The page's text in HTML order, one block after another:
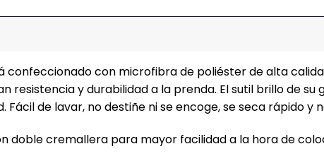
confeccionado con microfibra de poliéster de alta
resistencia y durabilidad a la prenda. El sutil brillo de su
Fácil de lavar, no destiñe ni se encoge, se seca rápido y
doble cremallera para mayor facilidad a la hora de